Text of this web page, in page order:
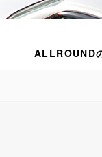
ALLROUND